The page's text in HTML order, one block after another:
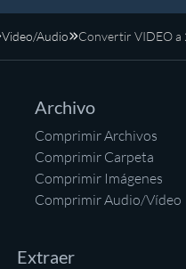
Video/Audio Convertir VIDEO a
Archivo
Comprimir Archivos
Comprimir Carpeta
Comprimir Imágenes
Comprimir Audio/Vídeo
Extraer